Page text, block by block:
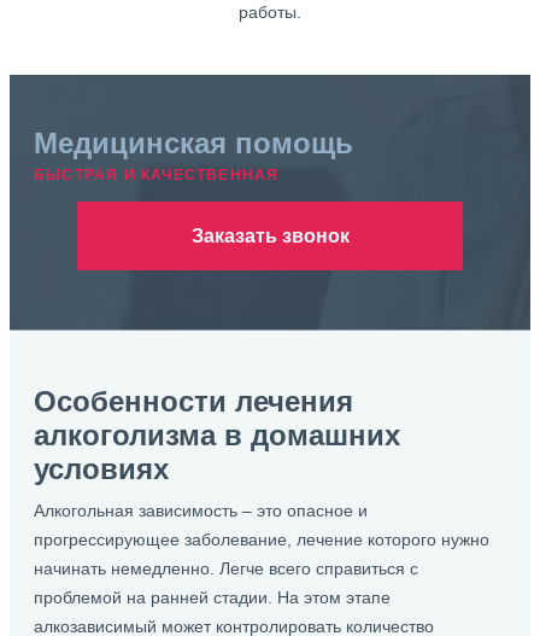
работы.
Медицинская помощь
БЫСТРАЯ И КАЧЕСТВЕННАЯ
Заказать звонок
Особенности лечения
алкоголизма в домашних
условиях
Алкогольная зависимость – это опасное и
прогрессирующее заболевание, лечение которого нужно
начинать немедленно. Легче всего справиться с
проблемой на ранней стадии. На этом этапе
алкозависимый может контролировать количество